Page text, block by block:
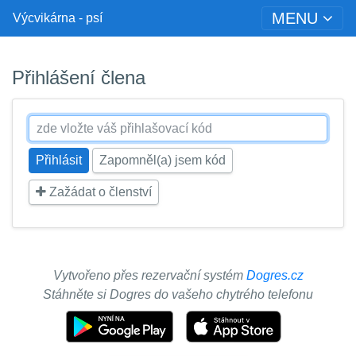
Výcvikárna - psí MENU
Přihlášení člena
Zapomněl(a) jsem kód
Zažádat o členství
Vytvořeno přes rezervační systém Dogres.cz
Stáhněte si Dogres do vašeho chytrého telefonu